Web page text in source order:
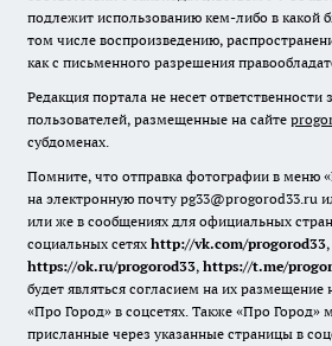
подлежит использованию кем-либо в какой
том числе воспроизведению,
как с письменного разрешения
Редакция портала не несет ответственности
пользователей, размещенные на сайте
субдоменах.
Помните, что отправка фотографии в меню
на электронную почту pg33@progorod33.ru
или же в сообщениях для официальных
социальных сетях http://vk.com/progorod33,
https://ok.ru/progorod33, https://t.me/
будет являться согласием на их размещение
«Про Город» в соцсетях. Также «Про Город»
присланные через указанные страницы в